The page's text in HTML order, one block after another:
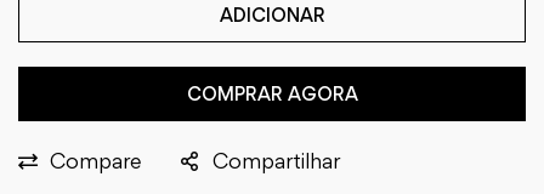
ADICIONAR
COMPRAR AGORA
Compare Compartilhar